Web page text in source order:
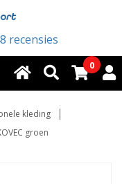
recensies
0
kleding
groen